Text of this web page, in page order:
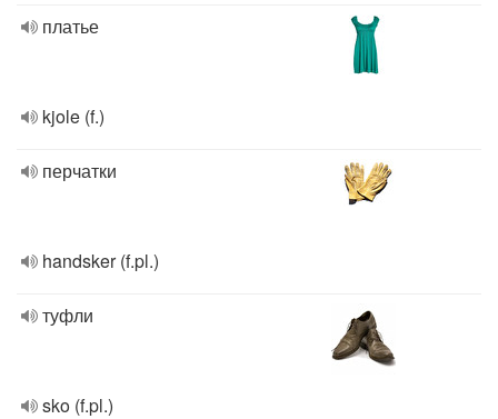
платье
kjole (f.)
перчатки
handsker (f.pl.)
туфли
sko (f.pl.)